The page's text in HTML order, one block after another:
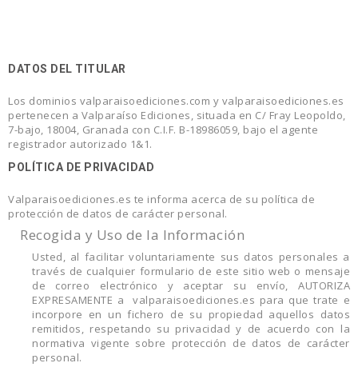
DATOS DEL TITULAR
Los dominios valparaisoediciones.com y valparaisoediciones.es
pertenecen a Valparaíso Ediciones, situada en C/ Fray Leopoldo,
7-bajo, 18004, Granada con C.I.F. B-18986059, bajo el agente
registrador autorizado 1&1.
POLÍTICA DE PRIVACIDAD
Valparaisoediciones.es te informa acerca de su política de
protección de datos de carácter personal.
Recogida y Uso de la Información
Usted, al facilitar voluntariamente sus datos personales a
través de cualquier formulario de este sitio web o mensaje
de correo electrónico y aceptar su envío, AUTORIZA
EXPRESAMENTE a valparaisoediciones.es para que trate e
incorpore en un fichero de su propiedad aquellos datos
remitidos, respetando su privacidad y de acuerdo con la
normativa vigente sobre protección de datos de carácter
personal.